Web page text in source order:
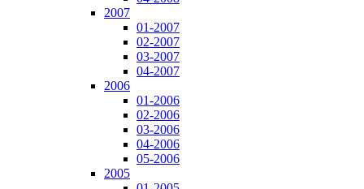
2007
01-2007
02-2007
03-2007
04-2007
2006
01-2006
02-2006
03-2006
04-2006
05-2006
2005